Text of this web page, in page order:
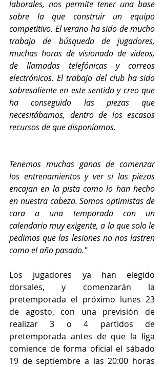
laborales, nos permite tener una base
sobre la que construir un equipo
competitivo. El verano ha sido de mucho
trabajo de búsqueda de jugadores,
muchas horas de visionado de vídeos,
de llamadas telefónicas y correos
electrónicos. El trabajo del club ha sido
sobresaliente en este sentido y creo que
ha conseguido las piezas que
necesitábamos, dentro de los escasos
recursos de que disponíamos.
Tenemos muchas ganas de comenzar
los entrenamientos y ver si las piezas
encajan en la pista como lo han hecho
en nuestra cabeza. Somos optimistas de
cara a una temporada con un
calendario muy exigente, a la que solo le
pedimos que las lesiones no nos lastren
como el año pasado."
Los jugadores ya han elegido
dorsales, y comenzarán la
pretemporada el próximo lunes 23
de agosto, con una previsión de
realizar 3 o 4 partidos de
pretemporada antes de que la liga
comience de forma oficial el sábado
19 de septiembre a las 20:00 horas